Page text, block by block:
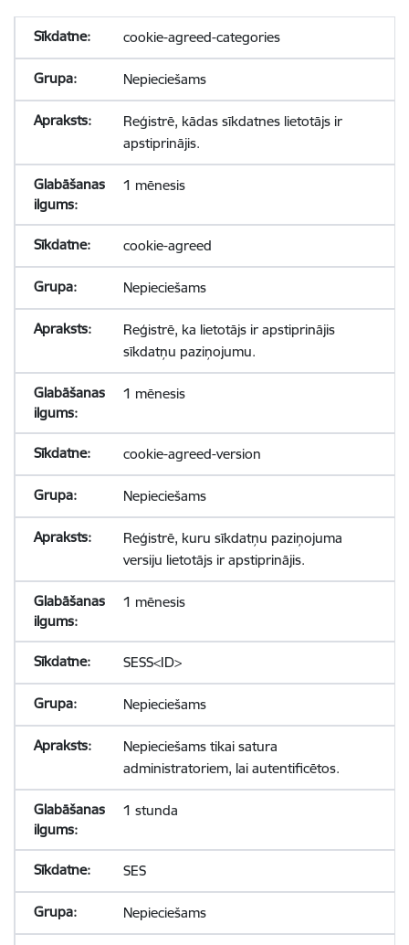
cookie-agreed-categories
Nepieciešams
Reģistrē, kādas sīkdatnes lietotājs ir
apstiprinājis.
1 mēnesis
cookie-agreed
Nepieciešams
Reģistrē, ka lietotājs ir apstiprinājis
sīkdatņu paziņojumu.
1 mēnesis
cookie-agreed-version
Nepieciešams
Reģistrē, kuru sīkdatņu paziņojuma
versiju lietotājs ir apstiprinājis.
1 mēnesis
SESS<ID>
Nepieciešams
Nepieciešams tikai satura
administratoriem, lai autentificētos.
1 stunda
SES
Nepieciešams